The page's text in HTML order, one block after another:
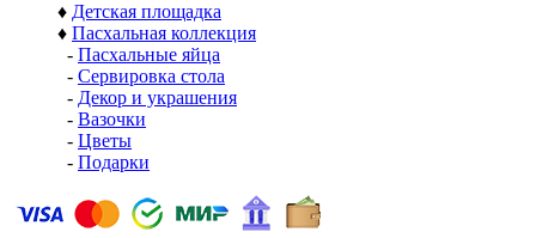
♦ Детская площадка
♦ Пасхальная коллекция
- Пасхальные яйца
- Сервировка стола
- Декор и украшения
- Вазочки
- Цветы
- Подарки